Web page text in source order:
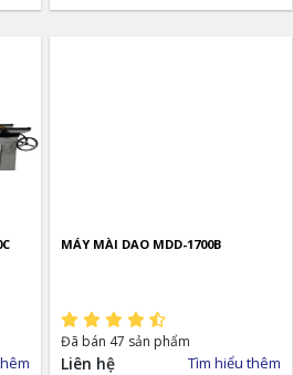
MÁY MÀI DAO MDD-1700B
Đã bán 47 sản phẩm
Liên hệ Tìm hiểu thêm